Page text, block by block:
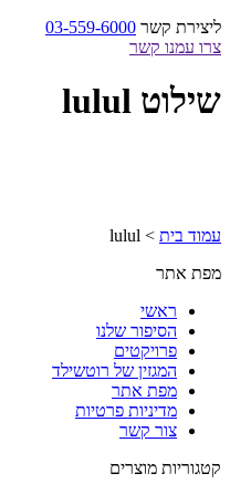
ליצירת קשר 03-559-6000
צרו עמנו קשר
שילוט lulul
עמוד בית >
lulul
מפת אתר
ראשי
הסיפור שלנו
פרויקטים
המגזין של רוטשילד
מפת אתר
מדיניות פרטיות
צור קשר
קטגוריות מוצרים